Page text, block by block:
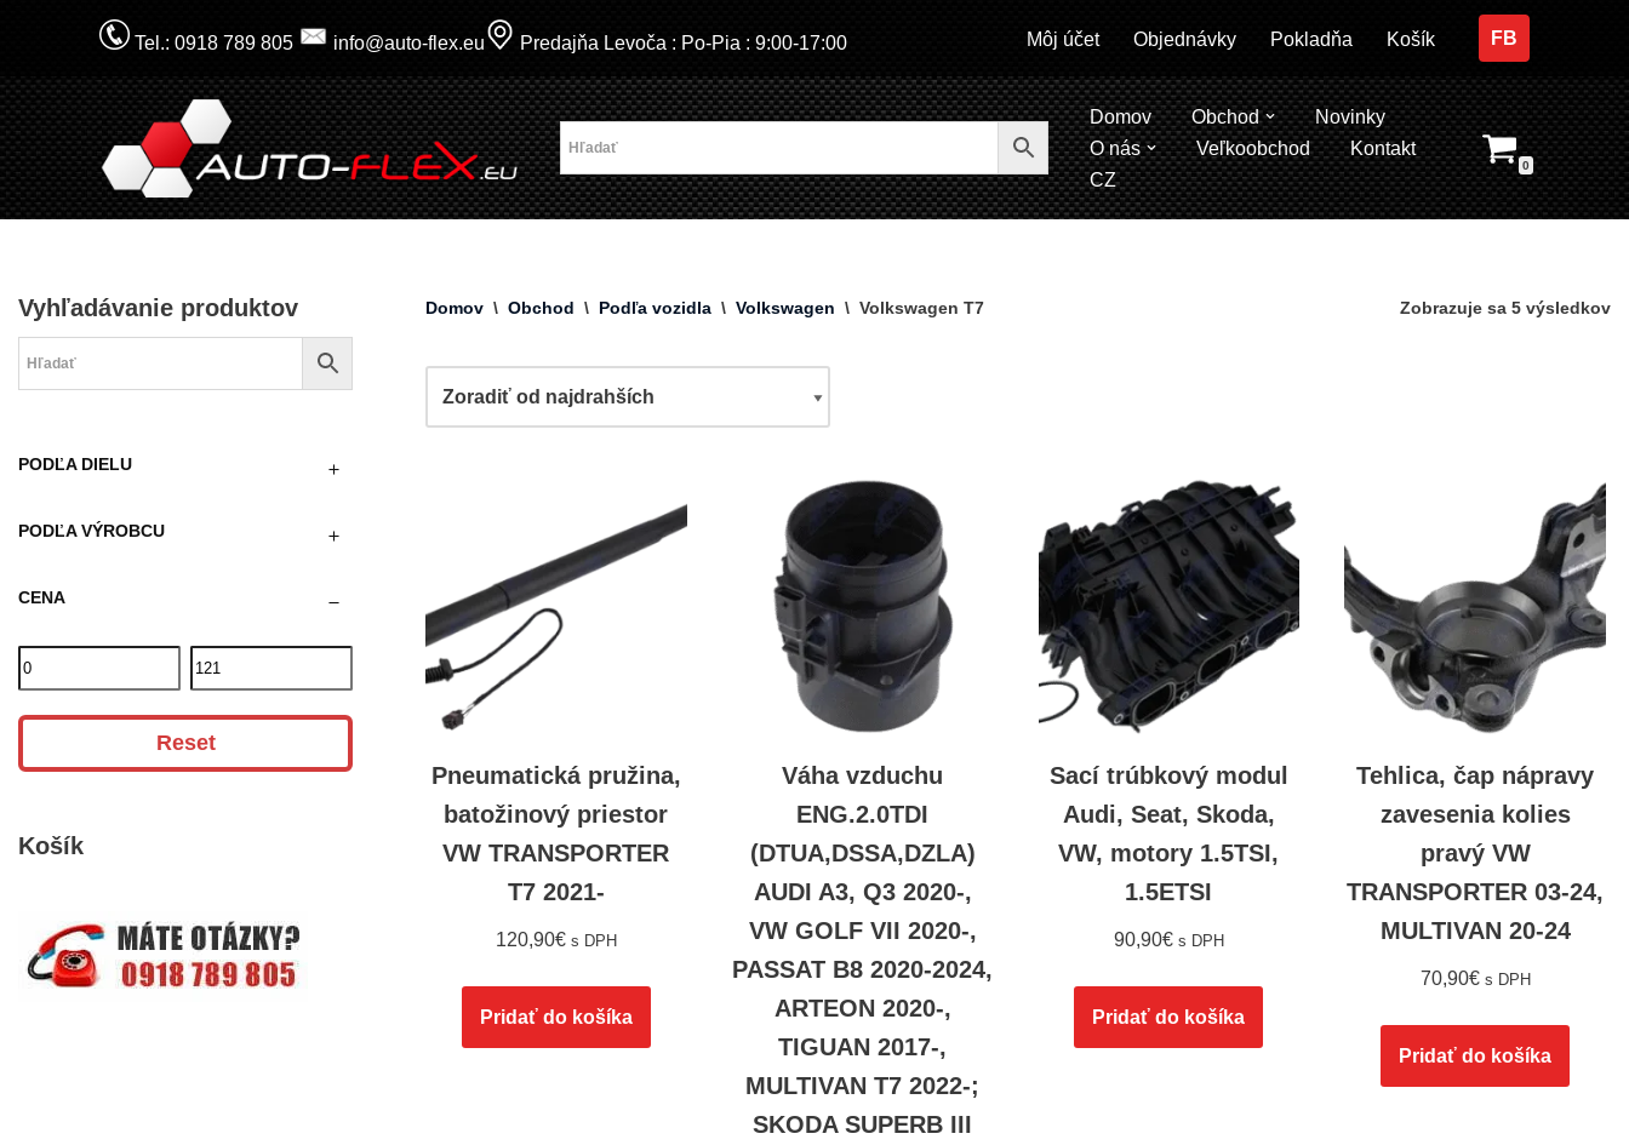
na
obsah
Tel.: 0918 789 805 info@auto-flex.eu Predajňa Levoča : Po-Pia : 9:00-17:00 Môj účet Objednávky Pokladňa Košík FB
Domov Obchod
Novinky
O nás
Veľkoobchod
Kontakt
CZ
0
Vyhľadávanie produktov
PODĽA DIELU
PODĽA VÝROBCU
CENA
Reset
Košík
Domov \ Obchod \ Podľa vozidla \ Volkswagen \ Volkswagen T7 Zobrazuje sa 5 výsledkov
Pneumatická pružina,
batožinový priestor
VW TRANSPORTER
T7 2021-
120,90€ s DPH
Pridať do košíka
Váha vzduchu
ENG.2.0TDI
(DTUA,DSSA,DZLA)
AUDI A3, Q3 2020-,
VW GOLF VII 2020-,
PASSAT B8 2020-2024,
ARTEON 2020-,
TIGUAN 2017-,
MULTIVAN T7 2022-;
SKODA SUPERB III
Sací trúbkový modul
Audi, Seat, Skoda,
VW, motory 1.5TSI,
1.5ETSI
90,90€ s DPH
Pridať do košíka
Tehlica, čap nápravy
zavesenia kolies
pravý VW
TRANSPORTER 03-24,
MULTIVAN 20-24
70,90€ s DPH
Pridať do košíka